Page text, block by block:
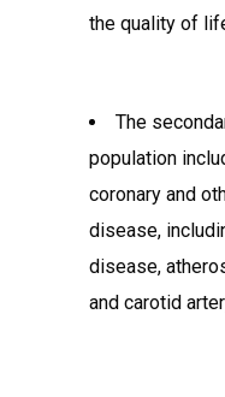
the quality of
The
population
coronary and
disease,
disease,
and carotid